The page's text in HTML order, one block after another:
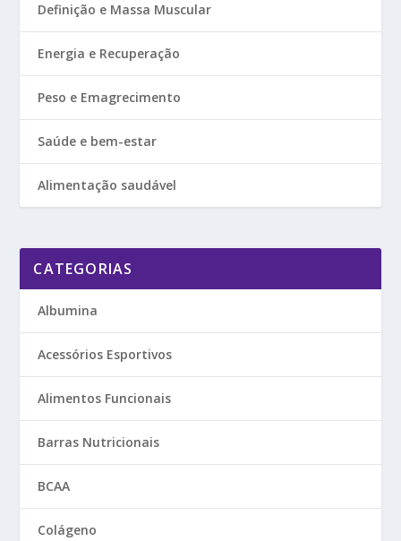
Definição e Massa Muscular
Energia e Recuperação
Peso e Emagrecimento
Saúde e bem-estar
Alimentação saudável
CATEGORIAS
Albumina
Acessórios Esportivos
Alimentos Funcionais
Barras Nutricionais
BCAA
Colágeno